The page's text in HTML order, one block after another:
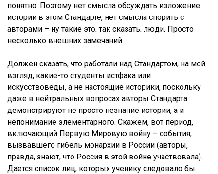
понятно. Поэтому нет смысла обсуждать изложение
истории в этом Стандарте, нет смысла спорить с
авторами – ну такие это, так сказать, люди. Просто
несколько внешних замечаний.
Должен сказать, что работали над Стандартом, на мой
взгляд, какие-то студенты истфака или
искусствоведы, а не настоящие историки, поскольку
даже в нейтральных вопросах авторы Стандарта
демонстрируют не просто незнание истории, а и
непонимание элементарного. Скажем, вот период,
включающий Первую Мировую войну – события,
вызвавшего гибель монархии в России (авторы,
правда, знают, что Россия в этой войне участвовала).
Дается список лиц, которых ученику следовало бы